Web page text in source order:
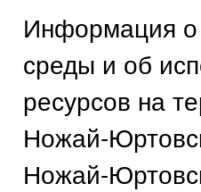
Информация
среды и об
ресурсов на
Ножай-
Ножай-